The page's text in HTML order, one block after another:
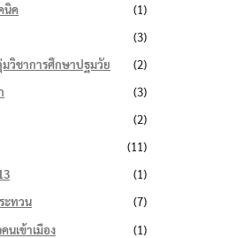
นิค
(1)
(3)
วิชาการศึกษาปฐมวัย
(2)
(3)
(2)
(11)
(1)
ะทวน
(7)
นเข้าเมือง
(1)